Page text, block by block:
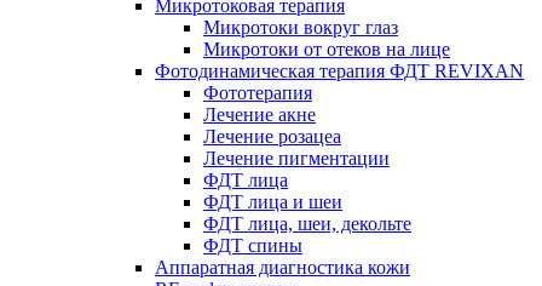
Микротоковая терапия
Микротоки вокруг глаз
Микротоки от отеков на лице
Фотодинамическая терапия ФДТ REVIXAN
Фототерапия
Лечение акне
Лечение розацеа
Лечение пигментации
ФДТ лица
ФДТ лица и шеи
ФДТ лица, шеи, декольте
ФДТ спины
Аппаратная диагностика кожи